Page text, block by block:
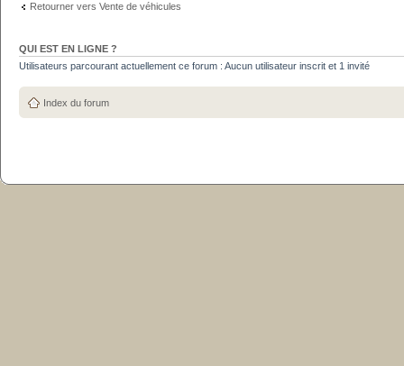
Retourner vers Vente de véhicules
QUI EST EN LIGNE ?
Utilisateurs parcourant actuellement ce forum : Aucun utilisateur inscrit et 1 invité
Index du forum